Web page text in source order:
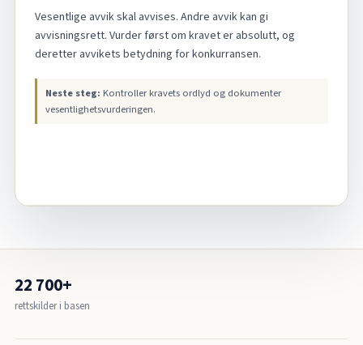
Vesentlige avvik skal avvises. Andre avvik kan gi
avvisningsrett. Vurder først om kravet er absolutt, og
deretter avvikets betydning for konkurransen.
Neste steg: Kontroller kravets ordlyd og dokumenter
vesentlighetsvurderingen.
22 700+
rettskilder i basen